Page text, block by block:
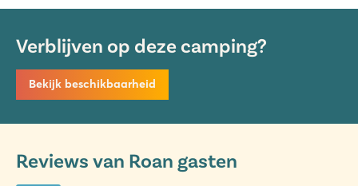
Verblijven op deze camping?
Bekijk beschikbaarheid
Reviews van Roan gasten